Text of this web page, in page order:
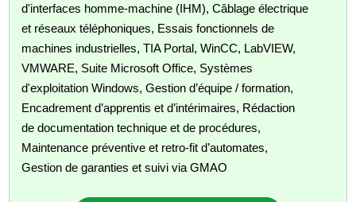
d'interfaces homme‑machine (IHM), Câblage électrique
et réseaux téléphoniques, Essais fonctionnels de
machines industrielles, TIA Portal, WinCC, LabVIEW,
VMWARE, Suite Microsoft Office, Systèmes
d'exploitation Windows, Gestion d’équipe / formation,
Encadrement d’apprentis et d’intérimaires, Rédaction
de documentation technique et de procédures,
Maintenance préventive et retro‑fit d’automates,
Gestion de garanties et suivi via GMAO